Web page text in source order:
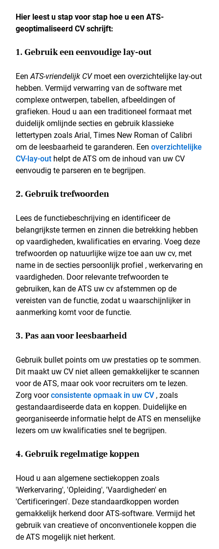
Hier leest u stap voor stap hoe u een ATS-
geoptimaliseerd CV schrijft:
1. Gebruik een eenvoudige lay-out
EenATS-vriendelijk CVmoet een overzichtelijke lay-out
hebben. Vermijd verwarring van de software met
complexe ontwerpen, tabellen, afbeeldingen of
grafieken. Houd u aan een traditioneel formaat met
duidelijk omlijnde secties en gebruik klassieke
lettertypen zoals Arial, Times New Roman of Calibri
om de leesbaarheid te garanderen. Een overzichtelijke
CV-lay-out helpt de ATS om de inhoud van uw CV
eenvoudig te parseren en te begrijpen.
2. Gebruik trefwoorden
Lees de functiebeschrijving en identificeer de
belangrijkste termen en zinnen die betrekking hebben
op vaardigheden, kwalificaties en ervaring. Voeg deze
trefwoorden op natuurlijke wijze toe aan uw cv, met
name in de secties persoonlijk profiel , werkervaring en
vaardigheden. Door relevante trefwoorden te
gebruiken, kan de ATS uw cv afstemmen op de
vereisten van de functie, zodat u waarschijnlijker in
aanmerking komt voor de functie.
3. Pas aan voor leesbaarheid
Gebruik bullet points om uw prestaties op te sommen.
Dit maakt uw CV niet alleen gemakkelijker te scannen
voor de ATS, maar ook voor recruiters om te lezen.
Zorg voorconsistente opmaak in uw CV, zoals
gestandaardiseerde data en koppen. Duidelijke en
georganiseerde informatie helpt de ATS en menselijke
lezers om uw kwalificaties snel te begrijpen.
4. Gebruik regelmatige koppen
Houd u aan algemene sectiekoppen zoals
'Werkervaring', 'Opleiding', 'Vaardigheden' en
'Certificeringen'. Deze standaardkoppen worden
gemakkelijk herkend door ATS-software. Vermijd het
gebruik van creatieve of onconventionele koppen die
de ATS mogelijk niet herkent.